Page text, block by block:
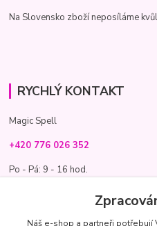
Na Slovensko zboží neposíláme
RYCHLÝ KONTAKT
Magic Spell
+420 776 026 352
Po - Pá: 9 - 16 hod.
info@magic-spell.cz
Náš e-shop a partneři potřebují